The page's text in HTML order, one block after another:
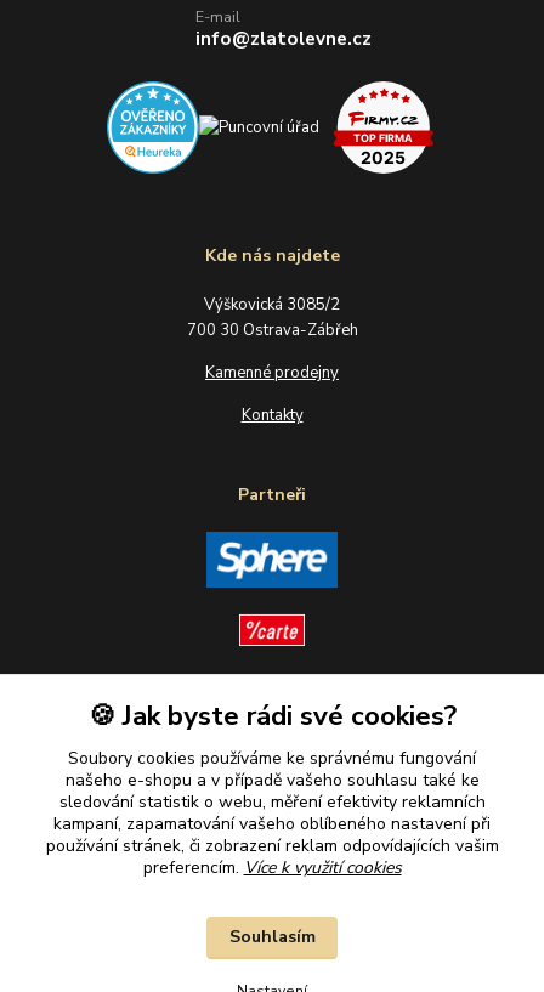
Kde nás najdete
Výškovická 3085/2
700 30 Ostrava-Zábřeh
Kamenné prodejny
Kontakty
Partneři
Sledujte nás
Plaťte u nás bezpečně
E-mail
info@zlatolevne.cz
🍪 Jak byste rádi své cookies?
Soubory cookies používáme ke správnému fungování
našeho e-shopu a v případě vašeho souhlasu také ke
sledování statistik o webu, měření efektivity reklamních
kampaní, zapamatování vašeho oblíbeného nastavení při
používání stránek, či zobrazení reklam odpovídajících vašim
preferencím. Více k využití cookies
Souhlasím